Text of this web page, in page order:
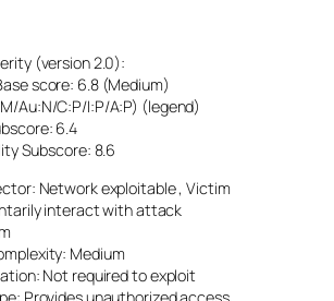
(version 2.0):
score: 6.8 (Medium)
Au:N/C:P/I:P/A:P) (legend)
6.4
Subscore: 8.6
Network exploitable , Victim
interact with attack
Medium
Not required to exploit